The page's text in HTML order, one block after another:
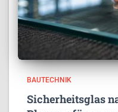
BAUTECHNIK
Sicherheitsglas